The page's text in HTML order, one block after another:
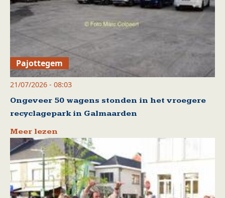
Pajottegem
21/07/2026 - 08:03
Ongeveer 50 wagens stonden in het vroegere
recyclagepark in Galmaarden
Meer lezen